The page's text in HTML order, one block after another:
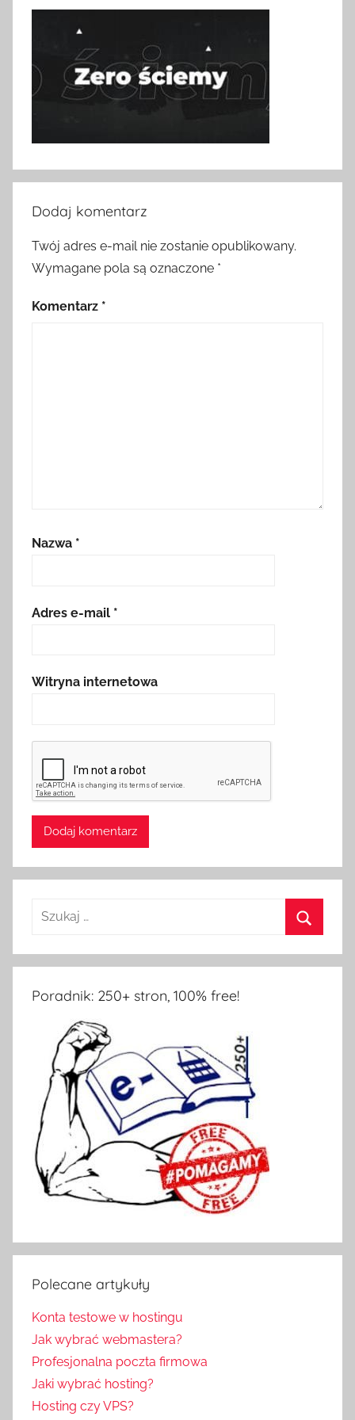
Dodaj komentarz
Twój adres e-mail nie zostanie opublikowany.
Wymagane pola są oznaczone *
Komentarz *
Nazwa *
Adres e-mail *
Witryna internetowa
Poradnik: 250+ stron, 100% free!
Polecane artykuły
Konta testowe w hostingu
Jak wybrać webmastera?
Profesjonalna poczta firmowa
Jaki wybrać hosting?
Hosting czy VPS?